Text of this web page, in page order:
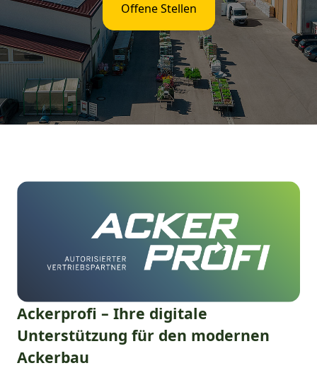
Offene Stellen
Ackerprofi – Ihre digitale
Unterstützung für den modernen
Ackerbau